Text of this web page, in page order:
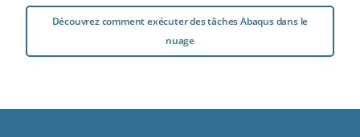
Découvrez comment exécuter des tâches Abaqus dans le
nuage